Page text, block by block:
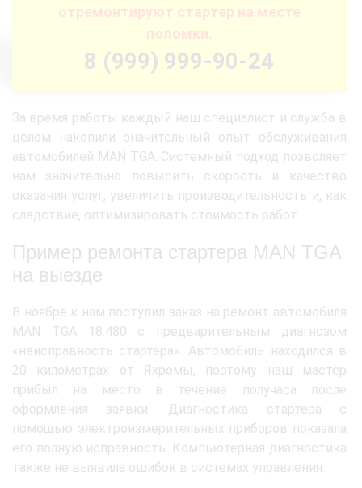
отремонтируют стартер на месте
поломки.
8 (999) 999-90-24
За время работы каждый наш специалист и служба в
целом накопили значительный опыт обслуживания
автомобилей MAN TGA. Системный подход позволяет
нам значительно повысить скорость и качество
оказания услуг, увеличить производительность и, как
следствие, оптимизировать стоимость работ.
Пример ремонта стартера MAN TGA
на выезде
В ноябре к нам поступил заказ на ремонт автомобиля
MAN TGA 18.480 с предварительным диагнозом
«неисправность стартера». Автомобиль находился в
20 километрах от Яхромы, поэтому наш мастер
прибыл на место в течение получаса после
оформления заявки. Диагностика стартера с
помощью электроизмерительных приборов показала
его полную исправность. Компьютерная диагностика
также не выявила ошибок в системах управления.